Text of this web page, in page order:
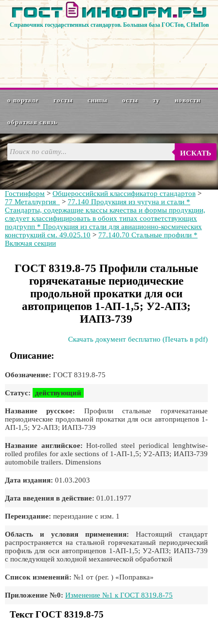
Справочник государственных стандартов. Большая база ГОСТов, СНиПов
о портале госты снипы осты ту новости
обратная связь
ИСКАТЬ
Гостинформ > Общероссийский классификатор стандартов >
77 Металлургия
> 77.140 Продукция из чугуна и стали *
Стандарты, содержащие классы качества и формы продукции,
следует классифицировать в обоих типах соответствующих
подгрупп * Продукция из стали для авиационно-космических
конструкций см. 49.025.10 > 77.140.70 Стальные профили *
Включая секции
ГОСТ 8319.8-75 Профили стальные
горячекатаные периодические
продольной прокатки для оси
автоприцепов 1-АП-1,5; У2-АПЗ;
ИАПЗ-739
Скачать документ бесплатно (Печать в pdf)
Описание:
Обозначение: ГОСТ 8319.8-75
Статус: действующий
Название русское: Профили стальные горячекатаные
периодические продольной прокатки для оси автоприцепов 1-
АП-1,5; У2-АПЗ; ИАПЗ-739
Название английское: Hot-rolled steel periodical lenghtwise-
rolled profiles for axle sections of 1-АП-1,5; У2-АПЗ; ИАПЗ-739
automobile trailers. Dimensions
Дата издания: 01.03.2003
Дата введения в действие: 01.01.1977
Переиздание: переиздание с изм. 1
Область и условия применения: Настоящий стандарт
распространяется на стальной горячекатаный периодический
профиль для оси автоприцепов 1-АП-1,5; У2-АПЗ; ИАПЗ-739
с последующей холодной механической обработкой
Список изменений: №1 от (рег. ) «Поправка»
Приложение №0: Изменение №1 к ГОСТ 8319.8-75
Текст ГОСТ 8319.8-75